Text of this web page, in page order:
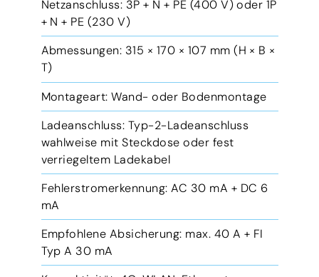
Netzanschluss: 3P + N + PE (400 V) oder 1P
+ N + PE (230 V)
Abmessungen: 315 × 170 × 107 mm (H × B ×
T)
Montageart: Wand- oder Bodenmontage
Ladeanschluss: Typ-2-Ladeanschluss
wahlweise mit Steckdose oder fest
verriegeltem Ladekabel
Fehlerstromerkennung: AC 30 mA + DC 6
mA
Empfohlene Absicherung: max. 40 A + FI
Typ A 30 mA